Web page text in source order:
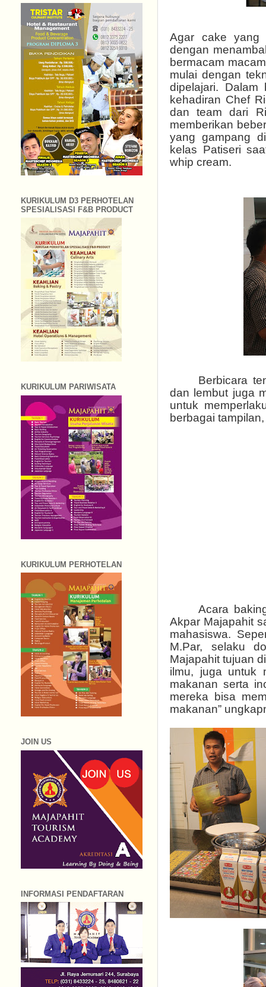
Agar cake yang
dengan
bermacam
mulai dengan
dipelajari.
kehadiran Chef
dan team dari
memberikan
yang gampang
kelas Patiseri
whip cream.
Berbicara
dan lembut juga
untuk
berbagai
Acara
Akpar Majapahit
mahasiswa.
M.Par, selaku
Majapahit tujuan
ilmu, juga untuk
makanan serta
mereka bisa
makanan”
KURIKULUM D3 PERHOTELAN
SPESIALISASI F&B PRODUCT
KURIKULUM PARIWISATA
KURIKULUM PERHOTELAN
JOIN US
INFORMASI PENDAFTARAN